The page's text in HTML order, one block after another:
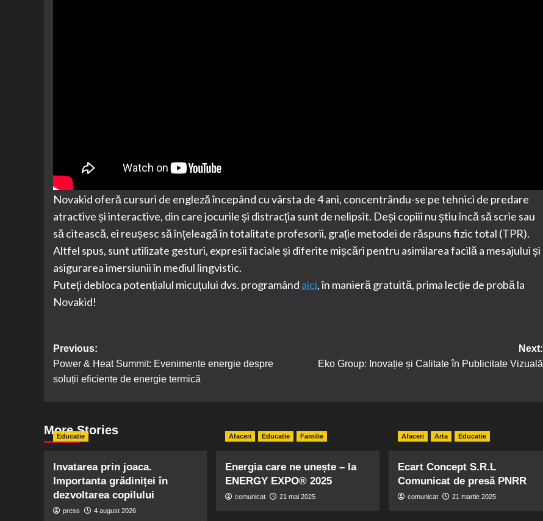
Novakid oferă cursuri de engleză începând cu vârsta de 4 ani, concentrându-se pe tehnici de predare
atractive și interactive, din care jocurile și distracția sunt de nelipsit. Deși copiii nu știu încă să scrie sau
să citească, ei reușesc să înțeleagă în totalitate profesorii, grație metodei de răspuns fizic total (TPR).
Altfel spus, sunt utilizate gesturi, expresii faciale și diferite mișcări pentru asimilarea facilă a mesajului și
asigurarea imersiunii în mediul lingvistic.
Puteți debloca potențialul micuțului dvs. programând aici, în manieră gratuită, prima lecție de probă la
Novakid!
Post
navigation
Previous:
Power & Heat Summit: Evenimente energie despre
soluții eficiente de energie termică
Next:
Eko Group: Inovație și Calitate în Publicitate Vizuală
More Stories
Educatie
Invatarea prin joaca.
Importanta grădiniței în
dezvoltarea copilului
press 4 august 2026
Afaceri Educatie Familie
Energia care ne unește – la
ENERGY EXPO® 2025
comunicat 21 mai 2025
Afaceri Arta Educatie
Ecart Concept S.R.L
Comunicat de presă PNRR
comunicat 21 martie 2025